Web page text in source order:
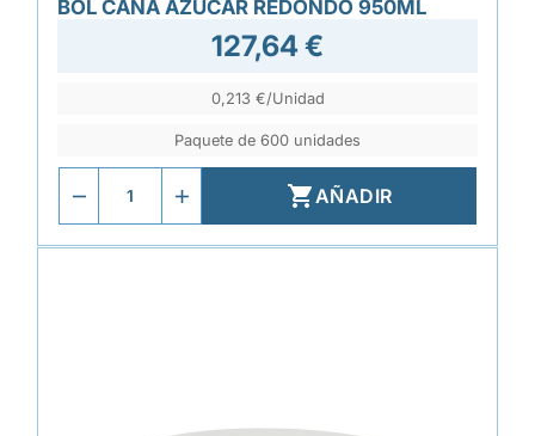
BOL CAÑA AZÚCAR REDONDO 950ML
127,64 €
0,213 €/Unidad
Paquete de 600 unidades
AÑADIR